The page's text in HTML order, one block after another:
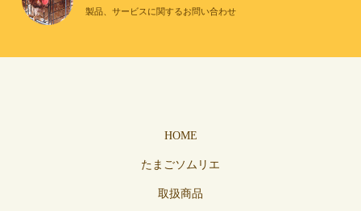
製品、サービスに関するお問い合わせ
HOME
たまごソムリエ
取扱商品